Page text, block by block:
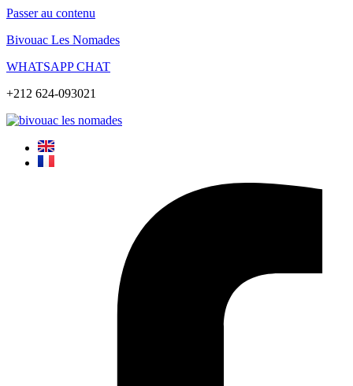
Passer au contenu
Bivouac Les Nomades
WHATSAPP CHAT
+212 624-093021